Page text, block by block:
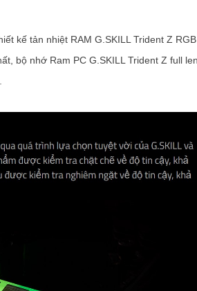
kế tản nhiệt RAM G.SKILL Trident Z RGB
bộ nhớ Ram PC G.SKILL Trident Z full